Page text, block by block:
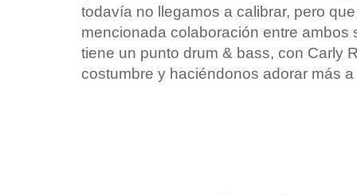
todavía no llegamos a calibrar, pero
mencionada colaboración entre
tiene un punto drum & bass, con Carly
costumbre y haciéndonos adorar más